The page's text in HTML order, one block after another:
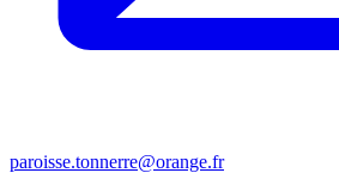
paroisse.tonnerre@orange.fr